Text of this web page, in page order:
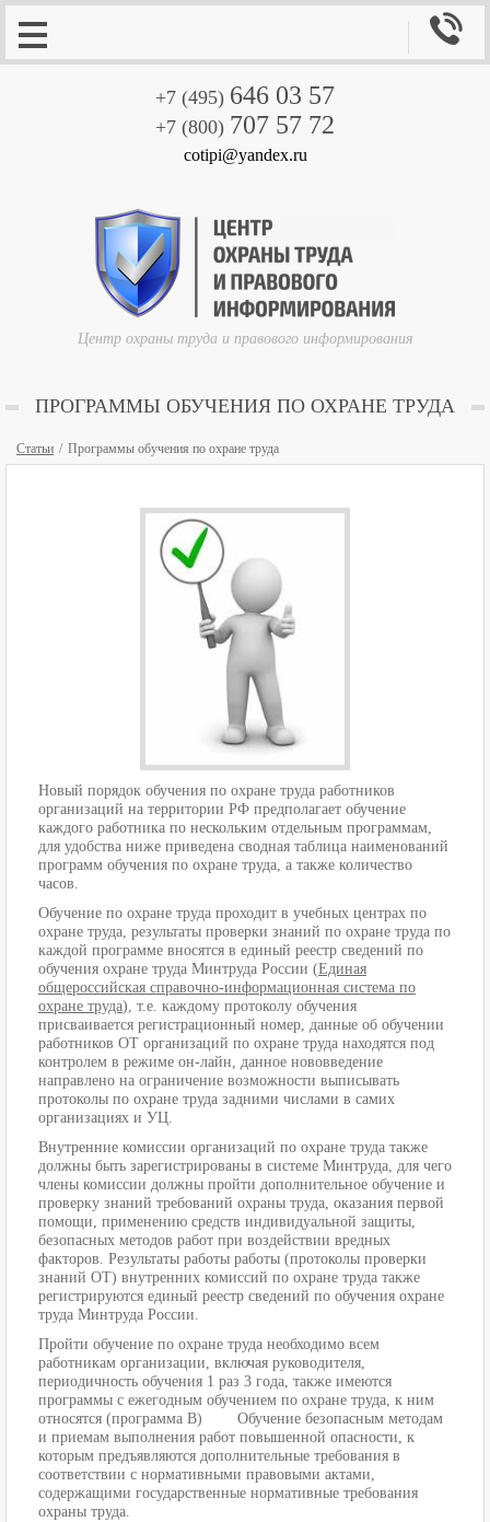
+7 (495) 646 03 57
+7 (800) 707 57 72
cotipi@yandex.ru
Центр охраны труда и правового информирования

ПРОГРАММЫ ОБУЧЕНИЯ ПО ОХРАНЕ ТРУДА
Статьи Программы обучения по охране труда
Новый порядок обучения по охране труда работников
организаций на территории РФ предполагает обучение
каждого работника по нескольким отдельным программам,
для удобства ниже приведена сводная таблица наименований
программ обучения по охране труда, а также количество
часов.
Обучение по охране труда проходит в учебных центрах по
охране труда, результаты проверки знаний по охране труда по
каждой программе вносятся в единый реестр сведений по
обучения охране труда Минтруда России (Единая
общероссийская справочно-информационная система по
охране труда), т.е. каждому протоколу обучения
присваивается регистрационный номер, данные об обучении
работников ОТ организаций по охране труда находятся под
контролем в режиме он-лайн, данное нововведение
направлено на ограничение возможности выписывать
протоколы по охране труда задними числами в самих
организациях и УЦ.
Внутренние комиссии организаций по охране труда также
должны быть зарегистрированы в системе Минтруда, для чего
члены комиссии должны пройти дополнительное обучение и
проверку знаний требований охраны труда, оказания первой
помощи, применению средств индивидуальной защиты,
безопасных методов работ при воздействии вредных
факторов. Результаты работы работы (протоколы проверки
знаний ОТ) внутренних комиссий по охране труда также
регистрируются единый реестр сведений по обучения охране
труда Минтруда России.
Пройти обучение по охране труда необходимо всем
работникам организации, включая руководителя,
периодичность обучения 1 раз 3 года, также имеются
программы с ежегодным обучением по охране труда, к ним
относятся (программа В) Обучение безопасным методам
и приемам выполнения работ повышенной опасности, к
которым предъявляются дополнительные требования в
соответствии с нормативными правовыми актами,
содержащими государственные нормативные требования
охраны труда.